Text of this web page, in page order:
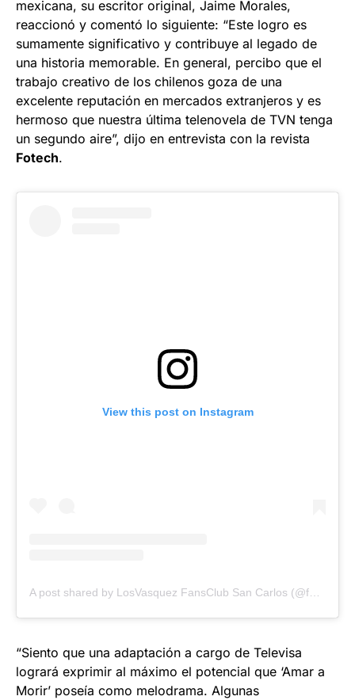
mexicana, su escritor original, Jaime Morales,
reaccionó y comentó lo siguiente: “Este logro es
sumamente significativo y contribuye al legado de
una historia memorable. En general, percibo que el
trabajo creativo de los chilenos goza de una
excelente reputación en mercados extranjeros y es
hermoso que nuestra última telenovela de TVN tenga
un segundo aire”, dijo en entrevista con la revista
Fotech.
View this post on Instagram
“Siento que una adaptación a cargo de Televisa
logrará exprimir al máximo el potencial que ‘Amar a
Morir’ poseía como melodrama. Algunas